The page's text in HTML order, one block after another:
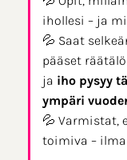
ihollesi – ja
💦 Saat
pääset
ja iho pysyy
ympäri
💦 Varmistat,
toimiva –